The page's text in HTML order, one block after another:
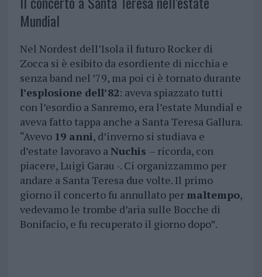
Mundial
Nel Nordest dell’Isola il futuro Rocker di
Zocca si è esibito da esordiente di nicchia e
senza band nel ’79, ma poi ci è tornato durante
l’esplosione dell’82: aveva spiazzato tutti
con l’esordio a Sanremo, era l’estate Mundial e
aveva fatto tappa anche a Santa Teresa Gallura.
“Avevo 19 anni, d’inverno si studiava e
d’estate lavoravo aNuchis – ricorda, con
piacere, Luigi Garau -. Ci organizzammo per
andare a Santa Teresa due volte. Il primo
giorno il concerto fu annullato per maltempo,
vedevamo le trombe d’aria sulle Bocche di
Bonifacio, e fu recuperato il giorno dopo”.